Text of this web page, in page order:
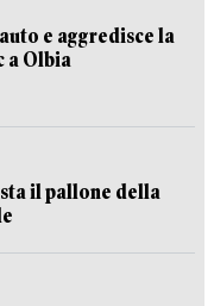
e aggredisce la
a Olbia
il pallone della